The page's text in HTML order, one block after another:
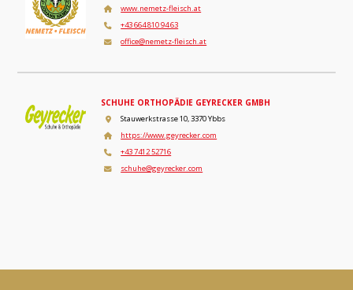
www.nemetz-fleisch.at
+43 664 810 94 63
office@nemetz-fleisch.at
SCHUHE ORTHOPÄDIE GEYRECKER GMBH
Stauwerkstrasse 10, 3370 Ybbs
https://www.geyrecker.com
+43 7412 52716
schuhe@geyrecker.com